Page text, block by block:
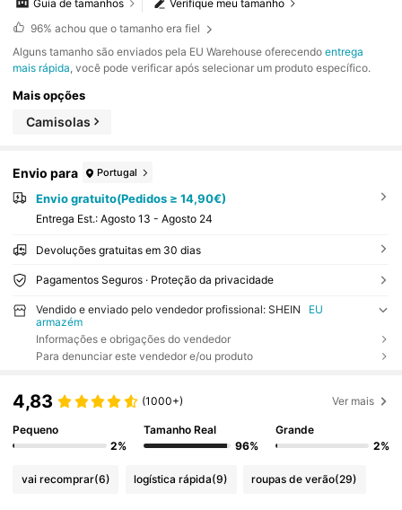
Verifique meu tamanho
Guia de tamanhos
96% achou que o tamanho era fiel
Alguns tamanho são enviados pela EU Warehouse oferecendoentrega
mais rápida, você pode verificar após selecionar um produto específico.
Mais opções
Camisolas
Envio para Portugal
Envio gratuito(Pedidos ≥ 14,90€)
Entrega Est.: Agosto 13 - Agosto 24
Devoluções gratuitas em 30 dias
Pagamentos Seguros · Proteção da privacidade
Vendido e enviado pelo vendedor profissional: SHEIN
EU
armazém
Informações e obrigações do vendedor
Para denunciar este vendedor e/ou produto
4,83 (1000+) Ver mais
Pequeno
2%
Tamanho Real
96%
Grande
2%
vai recomprar(6) logística rápida(9) roupas de verão(29)